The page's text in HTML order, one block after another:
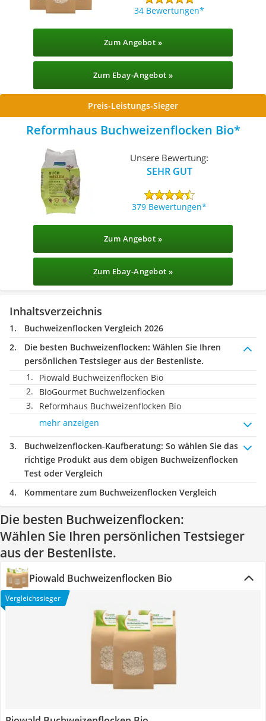
34 Bewertungen
Zum Angebot »
Zum Ebay-Angebot »
Preis-Leistungs-Sieger
Reformhaus Buchweizenflocken Bio
Unsere Bewertung:
SEHR GUT
379 Bewertungen
Zum Angebot »
Zum Ebay-Angebot »
Inhaltsverzeichnis
Buchweizenflocken Vergleich 2026
Die besten Buchweizenflocken: Wählen Sie Ihren
persönlichen Testsieger aus der Bestenliste.
Piowald Buchweizenflocken Bio
BioGourmet Buchweizenflocken
Reformhaus Buchweizenflocken Bio
mehr anzeigen
Buchweizenflocken-Kaufberatung: So wählen Sie das
richtige Produkt aus dem obigen Buchweizenflocken
Test oder Vergleich
Kommentare zum Buchweizenflocken Vergleich
Die besten Buchweizenflocken:
Wählen Sie Ihren persönlichen Testsieger
aus der Bestenliste.
Piowald Buchweizenflocken Bio
Vergleichssieger